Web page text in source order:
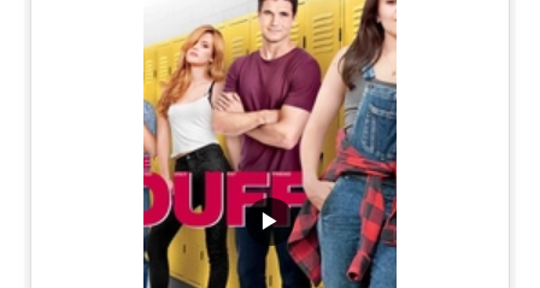
▶